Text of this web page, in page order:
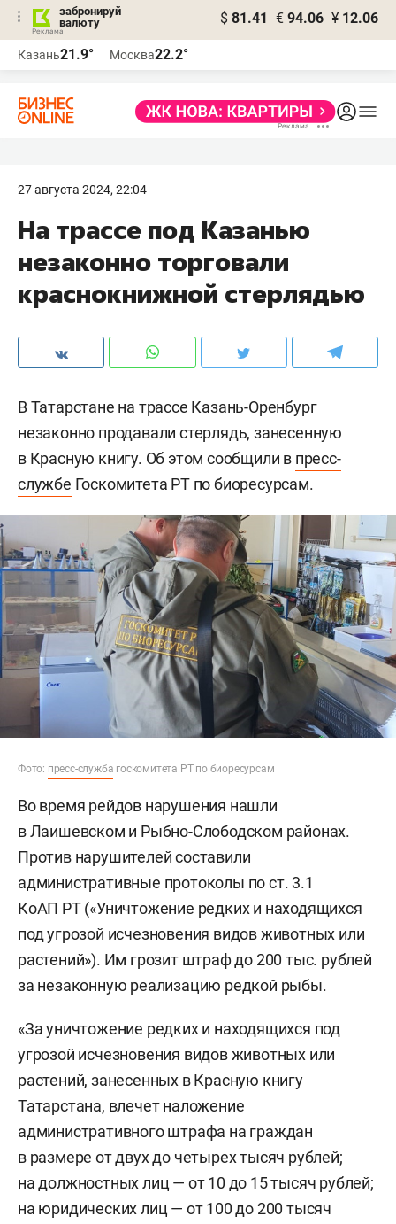
забронируй
валюту
$ 81.41 € 94.06 ¥ 12.06
Казань21.9° Москва22.2°
27 августа 2024, 22:04
На трассе под Казанью
незаконно торговали
краснокнижной стерлядью
В Татарстане на трассе Казань-Оренбург
незаконно продавали стерлядь, занесенную
в Красную книгу. Об этом сообщили в пресс-
службе Госкомитета РТ по биоресурсам.
Фото: пресс-служба госкомитета РТ по биоресурсам
Во время рейдов нарушения нашли
в Лаишевском и Рыбно-Слободском районах.
Против нарушителей составили
административные протоколы по ст. 3.1
КоАП РТ («Уничтожение редких и находящихся
под угрозой исчезновения видов животных или
растений»). Им грозит штраф до 200 тыс. рублей
за незаконную реализацию редкой рыбы.
«За уничтожение редких и находящихся под
угрозой исчезновения видов животных или
растений, занесенных в Красную книгу
Татарстана, влечет наложение
административного штрафа на граждан
в размере от двух до четырех тысяч рублей;
на должностных лиц — от 10 до 15 тысяч рублей;
на юридических лиц — от 100 до 200 тысяч